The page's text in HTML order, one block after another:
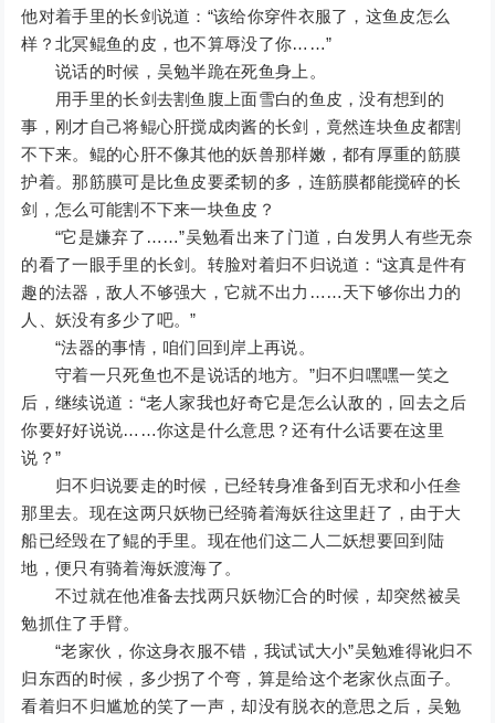
他对着手里的长剑说道：“该给你穿件衣服了，这鱼皮怎么
样？北冥鲲鱼的皮，也不算辱没了你……”
说话的时候，吴勉半跪在死鱼身上。
用手里的长剑去割鱼腹上面雪白的鱼皮，没有想到的
事，刚才自己将鲲心肝搅成肉酱的长剑，竟然连块鱼皮都割
不下来。鲲的心肝不像其他的妖兽那样嫩，都有厚重的筋膜
护着。那筋膜可是比鱼皮要柔韧的多，连筋膜都能搅碎的长
剑，怎么可能割不下来一块鱼皮？
“它是嫌弃了……”吴勉看出来了门道，白发男人有些无奈
的看了一眼手里的长剑。转脸对着归不归说道：“这真是件有
趣的法器，敌人不够强大，它就不出力……天下够你出力的
人、妖没有多少了吧。”
“法器的事情，咱们回到岸上再说。
守着一只死鱼也不是说话的地方。”归不归嘿嘿一笑之
后，继续说道：“老人家我也好奇它是怎么认敌的，回去之后
你要好好说说……你这是什么意思？还有什么话要在这里
说？”
归不归说要走的时候，已经转身准备到百无求和小任叁
那里去。现在这两只妖物已经骑着海妖往这里赶了，由于大
船已经毁在了鲲的手里。现在他们这二人二妖想要回到陆
地，便只有骑着海妖渡海了。
不过就在他准备去找两只妖物汇合的时候，却突然被吴
勉抓住了手臂。
“老家伙，你这身衣服不错，我试试大小”吴勉难得讹归不
归东西的时候，多少拐了个弯，算是给这个老家伙点面子。
看着归不归尴尬的笑了一声，却没有脱衣的意思之后，吴勉